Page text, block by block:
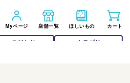
こだわり カテゴリー
Myページ 店舗一覧 ほしいもの カート